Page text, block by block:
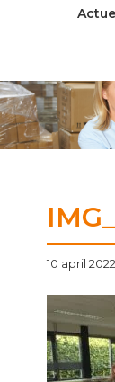
10 april 2022